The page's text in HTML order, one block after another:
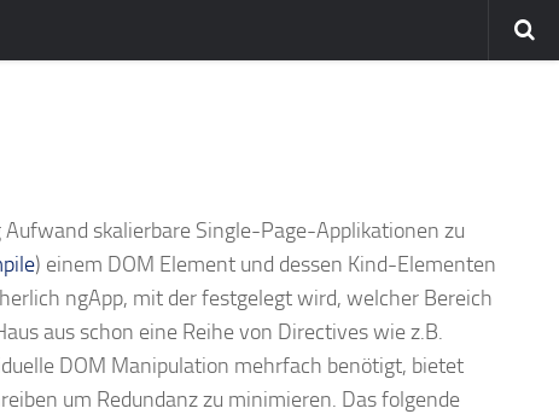
skalierbare Single-Page-Applikationen zu
) einem DOM Element und dessen Kind-Elementen
ngApp, mit der festgelegt wird, welcher Bereich
aus schon eine Reihe von Directives wie z.B.
DOM Manipulation mehrfach benötigt, bietet
um Redundanz zu minimieren. Das folgende